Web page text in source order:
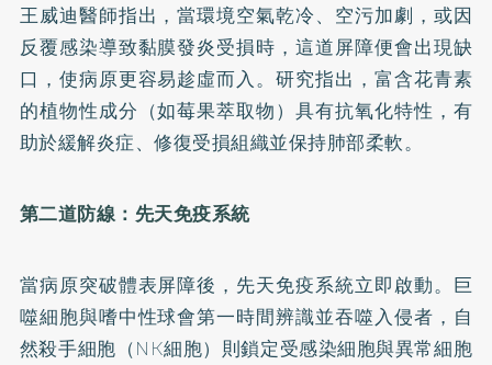
王威迪醫師指出，當環境空氣乾冷、空污加劇，或因
反覆感染導致黏膜發炎受損時，這道屏障便會出現缺
口，使病原更容易趁虛而入。研究指出，富含花青素
的植物性成分（如莓果萃取物）具有抗氧化特性，有
助於緩解炎症、修復受損組織並保持肺部柔軟。
第二道防線：先天免疫系統
當病原突破體表屏障後，先天免疫系統立即啟動。巨
噬細胞與嗜中性球會第一時間辨識並吞噬入侵者，自
然殺手細胞（NK細胞）則鎖定受感染細胞與異常細胞